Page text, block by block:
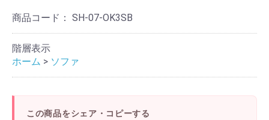
商品コード： SH-07-OK3SB
階層表示
ホーム > ソファ
この商品をシェア・コピーする